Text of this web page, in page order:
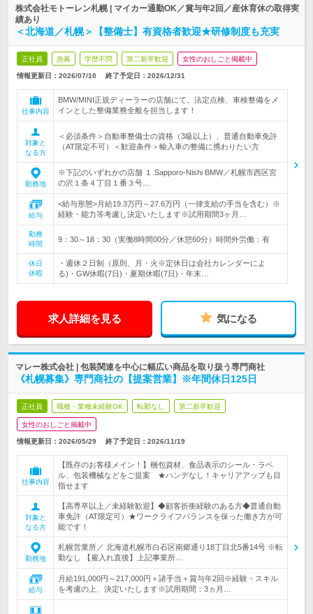
株式会社モトーレン札幌 | マイカー通勤OK／賞与年2回／産休育休の取得実
績あり
＜北海道／札幌＞【整備士】有資格者歓迎★研修制度も充実
正社員 急募 学歴不問 第二新卒歓迎 女性のおしごと掲載中
情報更新日：2026/07/10 終了予定日： 2026/12/31
仕事内容
BMW/MINI正規ディーラーの店舗にて、法定点検、車検整備をメ
インとした整備業務全般を担当します！
対象と
なる方
＜必須条件＞自動車整備士の資格（3級以上）、普通自動車免許
（AT限定不可）＜歓迎条件＞輸入車の整備に携わりたい方
勤務地
※下記のいずれかの店舗 １.Sapporo-Nishi BMW／札幌市西区宮
の沢１条４丁目１番３号…
給与
<給与形態>月給19.3万円～27.6万円（一律支給の手当を含む）※
経験・能力等考慮し決定いたします※試用期間3ヶ月…
勤務
時間
9：30～18：30（実働8時間00分／休憩60分）時間外労働：有
休日
休暇
・週休２日制（原則、月・火※定休日は会社カレンダーによ
る)・GW休暇(7日)・夏期休暇(7日)・年末…
求人詳細を見る 気になる
マレー株式会社 | 包装関連を中心に幅広い商品を取り扱う専門商社
《札幌募集》専門商社の【提案営業】※年間休日125日
正社員 職種・業種未経験OK 転勤なし 第二新卒歓迎
女性のおしごと掲載中
情報更新日：2026/05/29 終了予定日： 2026/11/19
仕事内容
【既存のお客様メイン！】梱包資材、食品表示のシール・ラベ
ル、包装機械などをご提案 ★ハンデなし！キャリアアップも目
指せます
対象と
なる方
【高専卒以上／未経験歓迎】◆顧客折衝経験のある方◆普通自動
車免許（AT限定可）★ワークライフバランスを保った働き方が可
能です！
勤務地
札幌営業所／ 北海道札幌市白石区南郷通り18丁目北5番14号 ※転
勤なし 【雇入れ直後】上記事業所…
給与
月給191,000円～217,000円＋諸手当＋賞与年2回※経験・スキル
を考慮の上、決定いたします※試用期間：3ヵ月…